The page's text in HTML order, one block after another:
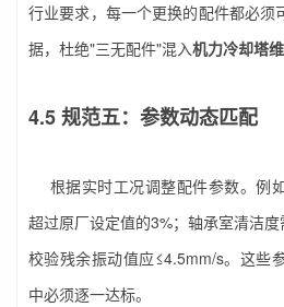
行业要求，每一个更换的配件都必须
据，杜绝"三无配件"混入机力冷却塔
4.5 规范五：参数动态匹配
根据实时工况调整配件参数。例
超过原厂设定值的3%；轴承室清洁
校验残余振动值应≤4.5mm/s。这些
中必须逐一达标。